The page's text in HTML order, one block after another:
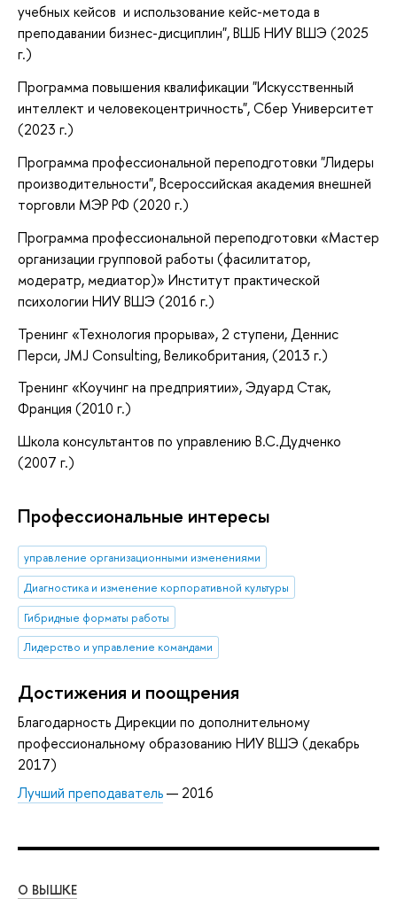
учебных кейсов и использование кейс-метода в
преподавании бизнес-дисциплин", ВШБ НИУ ВШЭ (2025
г.)
Программа повышения квалификации "Искусственный
интеллект и человекоцентричность", Сбер Университет
(2023 г.)
Программа профессиональной переподготовки "Лидеры
производительности", Всероссийская академия внешней
торговли МЭР РФ (2020 г.)
Программа профессиональной переподготовки «Мастер
организации групповой работы (фасилитатор,
модератр, медиатор)» Институт практической
психологии НИУ ВШЭ (2016 г.)
Тренинг «Технология прорыва», 2 ступени, Деннис
Перси, JMJ Consulting, Великобритания, (2013 г.)
Тренинг «Коучинг на предприятии», Эдуард Стак,
Франция (2010 г.)
Школа консультантов по управлению В.С.Дудченко
(2007 г.)
Профессиональные интересы
управление организационными изменениями
Диагностика и изменение корпоративной культуры
Гибридные форматы работы
Лидерство и управление командами
Достижения и поощрения
Благодарность Дирекции по дополнительному
профессиональному образованию НИУ ВШЭ (декабрь
2017)
Лучший преподаватель— 2016
О ВЫШКЕ